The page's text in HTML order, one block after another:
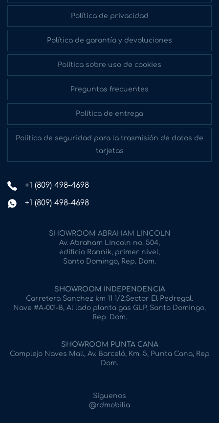
Política de privacidad
Política de garantía y devoluciones
Política sobre uso de cookies
Preguntas frecuentes
Política de entrega
Política de seguridad para la trasmisión de datos de
tarjetas
+1 (809) 498-4698
+1 (809) 498-4698
SHOWROOM ABRAHAM LINCOLN
Av. Abraham Lincoln no. 504,
edificio Rannik, primer nivel,
Santo Domingo, Rep. Dom.
SHOWROOM INDEPENDENCIA
Carretera Sanchez km 11 1/2,Sector El Pedregal.
Nave #A-001-B, Al lado planta gas GLP, Santo Domingo,
Rep. Dom.
SHOWROOM PUNTA CANA
Complejo Naves Mall, Av. Barceló, Km. 5, Punta Cana, Rep
Dom.
Síguenos
@rdmobilia